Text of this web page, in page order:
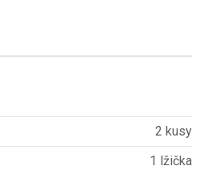
2 kusy
1 lžička